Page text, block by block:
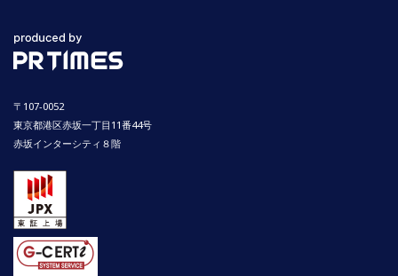
〒107-0052
東京都港区赤坂一丁目11番44号
赤坂インターシティ８階